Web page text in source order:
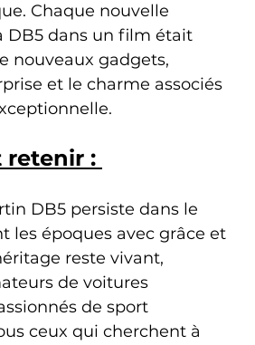
Chaque nouvelle
DB5 dans un film était
nouveaux gadgets,
et le charme associés
retenir :
DB5 persiste dans le
les époques avec grâce et
reste vivant,
de voitures
de sport
ceux qui cherchent à